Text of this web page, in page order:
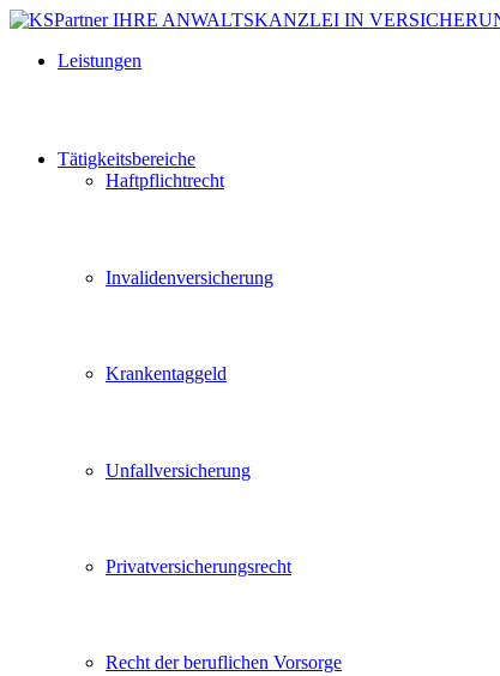
Leistungen
Tätigkeitsbereiche
Haftpflichtrecht
Invalidenversicherung
Krankentaggeld
Unfallversicherung
Privatversicherungsrecht
Recht der beruflichen Vorsorge